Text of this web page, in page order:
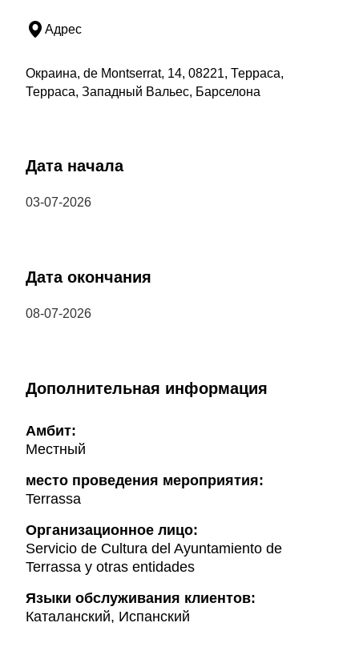
Адрес
Окраина, de Montserrat, 14, 08221, Терраса,
Терраса, Западный Вальес, Барселона
Дата начала
03-07-2026
Дата окончания
08-07-2026
Дополнительная информация
Амбит:
Местный
место проведения мероприятия:
Terrassa
Организационное лицо:
Servicio de Cultura del Ayuntamiento de
Terrassa y otras entidades
Языки обслуживания клиентов:
Каталанский, Испанский